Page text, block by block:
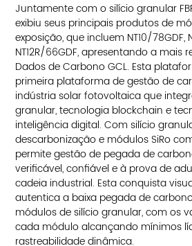
Juntamente com o silício granular
exibiu seus principais produtos de
exposição, que incluem NT10/78GDF,
NT12R/66GDF, apresentando a mais
Dados de Carbono GCL. Esta
primeira plataforma de gestão de
indústria solar fotovoltaica que
granular, tecnologia blockchain e
inteligência digital. Com silício
descarbonização e módulos SiRo
permite gestão de pegada de
verificável, confiável e à prova de
cadeia industrial. Esta conquista
autentica a baixa pegada de
módulos de silício granular, com os
cada módulo alcançando mínimos
rastreabilidade dinâmica.